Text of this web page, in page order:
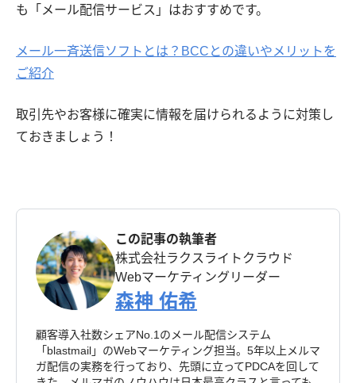
も「メール配信サービス」はおすすめです。
メール一斉送信ソフトとは？BCCとの違いやメリットを
ご紹介
取引先やお客様に確実に情報を届けられるように対策し
ておきましょう！
この記事の執筆者
株式会社ラクスライトクラウド
Webマーケティングリーダー
森神 佑希
顧客導入社数シェアNo.1のメール配信システム
「blastmail」のWebマーケティング担当。5年以上メルマ
ガ配信の実務を行っており、先頭に立ってPDCAを回して